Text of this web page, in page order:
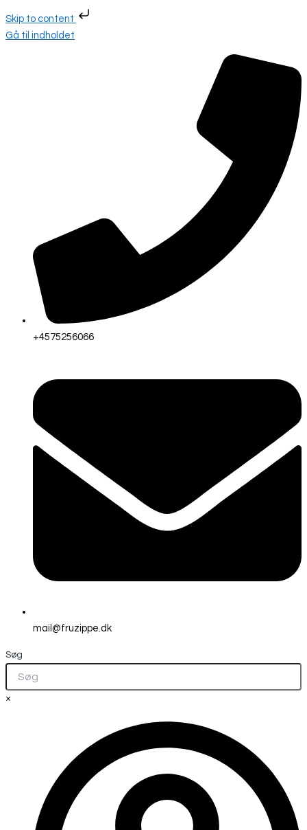
Skip to content
Gå til indholdet
+4575256066
mail@fruzippe.dk
Søg
×